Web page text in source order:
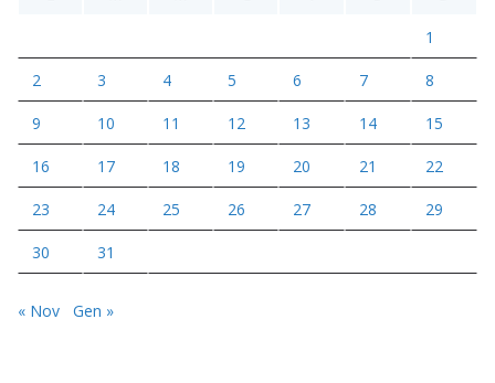
1
2 3 4 5 6 7 8
9 10 11 12 13 14 15
16 17 18 19 20 21 22
23 24 25 26 27 28 29
30 31
« Nov Gen »